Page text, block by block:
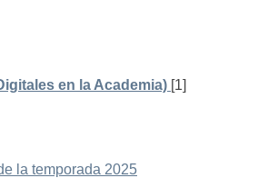
en la Academia) [1]
la temporada 2025